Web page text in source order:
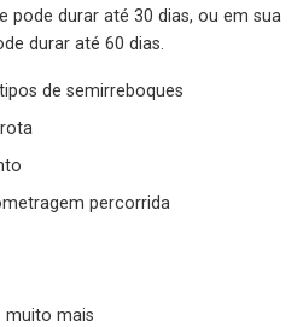
pode durar até 30 dias, ou em sua
durar até 60 dias.
de semirreboques
percorrida
muito mais